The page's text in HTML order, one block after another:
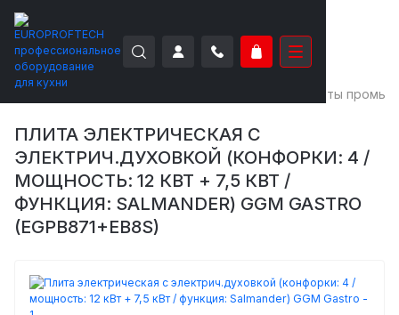
EUROPROFTECH Плиты
ПЛИТА ЭЛЕКТРИЧЕСКАЯ С
ЭЛЕКТРИЧ.ДУХОВКОЙ (КОНФОРКИ: 4 /
МОЩНОСТЬ: 12 КВТ + 7,5 КВТ /
ФУНКЦИЯ: SALMANDER) GGM GASTRO
(EGPB871+EB8S)